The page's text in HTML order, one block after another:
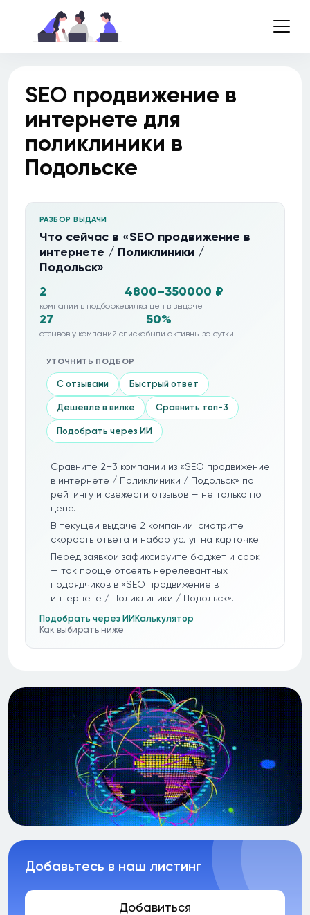
SEO продвижение в
интернете для
поликлиники в
Подольске
РАЗБОР ВЫДАЧИ
Что сейчас в «SEO продвижение в
интернете / Поликлиники /
Подольск»
2
компании в подборке
4800–350000 ₽
вилка цен в выдаче
27
отзывов у компаний списка
50%
были активны за сутки
УТОЧНИТЬ ПОДБОР
С отзывами Быстрый ответ
Дешевле в вилке Сравнить топ-3
Подобрать через ИИ
Сравните 2–3 компании из «SEO продвижение
в интернете / Поликлиники / Подольск» по
рейтингу и свежести отзывов — не только по
цене.
В текущей выдаче 2 компании: смотрите
скорость ответа и набор услуг на карточке.
Перед заявкой зафиксируйте бюджет и срок
— так проще отсеять нерелевантных
подрядчиков в «SEO продвижение в
интернете / Поликлиники / Подольск».
Подобрать через ИИ Калькулятор
Как выбирать ниже
Добавьтесь в наш листинг
Добавиться